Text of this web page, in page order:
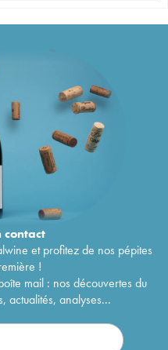
contact
et profitez de nos pépites
!
mail : nos découvertes du
actualités, analyses...